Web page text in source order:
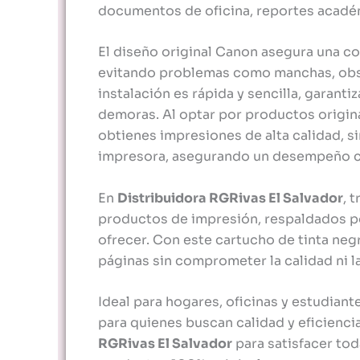
documentos de oficina, reportes
El diseño original Canon asegura una
evitando problemas como manchas,
instalación es rápida y sencilla,
demoras. Al optar por productos
obtienes impresiones de alta calidad,
impresora, asegurando un desempeño
En Distribuidora RGRivas El Salvador,
productos de impresión, respaldados
ofrecer. Con este cartucho de tinta
páginas sin comprometer la calidad ni
Ideal para hogares, oficinas y
para quienes buscan calidad y
RGRivas El Salvador para satisfacer